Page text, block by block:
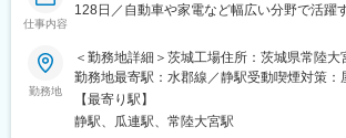
仕事内容
128日／自動車や家電など幅広い分野で活躍
■業務内容：
・自動車部品や産業機器、コンシューマー機
号をつなぐ「コネクタ」を開発、製造し、世
勤務地
＜勤務地詳細＞茨城工場住所：茨城県常陸大
勤務地最寄駅：水郡線／静駅受動喫煙対策：
範囲：会社の定める事業所
【最寄り駅】
静駅、瓜連駅、常陸大宮駅